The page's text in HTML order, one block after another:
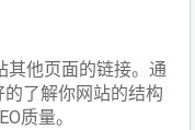
其他页面的链接。通
了解你网站的结构
质量。